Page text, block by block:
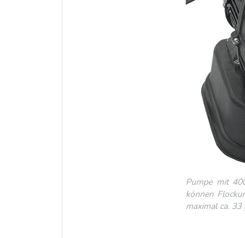
Pumpe mit
können
maximal ca. 33